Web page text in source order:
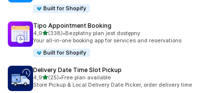
Built for Shopify
Tipo Appointment Booking
4,9na 5 gwiazdek
(338)
Łączna liczba recenzji: 338
•Bezpłatny plan jest dostępny
Your all-in-one booking app for services and reservations
Built for Shopify
Delivery Date Time Slot Pickup
4,9na 5 gwiazdek
(25)
Łączna liczba recenzji: 25
•Free plan available
Store Pickup & Local Delivery Date Picker, order delivery time